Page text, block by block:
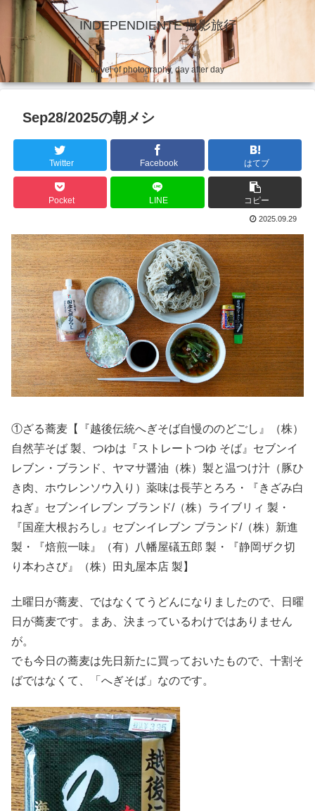
INDEPENDIENTE 撮影旅行
travel of photography, day after day
Sep28/2025の朝メシ
Twitter Facebook はてブ
Pocket LINE コピー
2025.09.29
①ざる蕎麦【『越後伝統へぎそば自慢ののどごし』（株）
自然芋そば 製、つゆは『ストレートつゆ そば』セブンイ
レブン・ブランド、ヤマサ醤油（株）製と温つけ汁（豚ひ
き肉、ホウレンソウ入り）薬味は長芋とろろ・『きざみ白
ねぎ』セブンイレブン ブランド/（株）ライブリィ 製・
『国産大根おろし』セブンイレブン ブランド/（株）新進
製・『焙煎一味』（有）八幡屋礒五郎 製・『静岡ザク切
り本わさび』（株）田丸屋本店 製】
土曜日が蕎麦、ではなくてうどんになりましたので、日曜
日が蕎麦です。まあ、決まっているわけではありません
が。
でも今日の蕎麦は先日新たに買っておいたもので、十割そ
ばではなくて、「へぎそば」なのです。